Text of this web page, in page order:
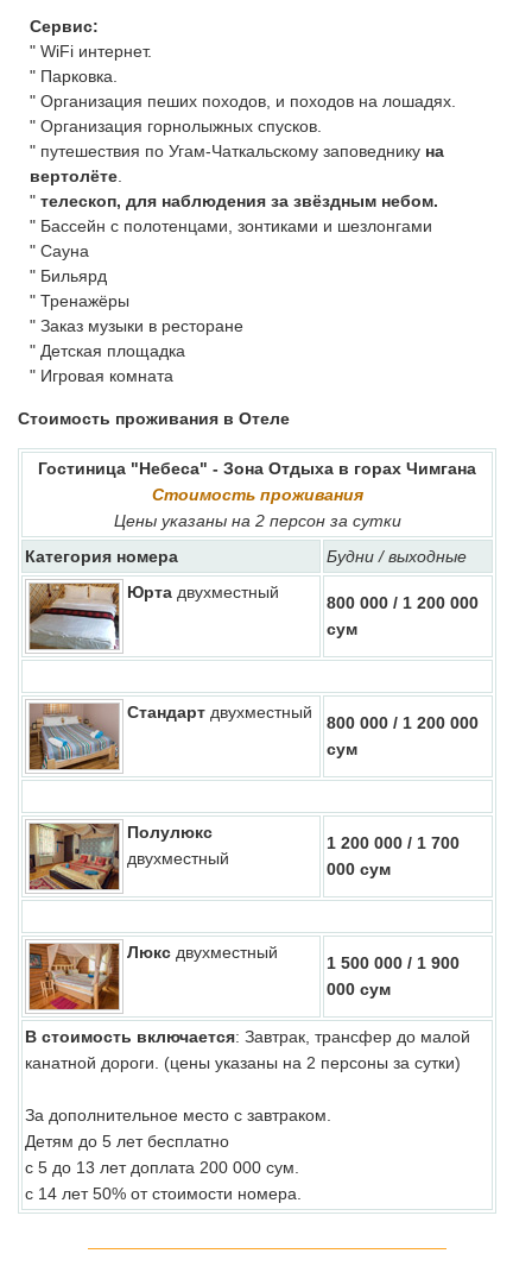
Сервис:
" WiFi интернет.
" Парковка.
" Организация пеших походов, и походов на лошадях.
" Организация горнолыжных спусков.
" путешествия по Угам-Чаткальскому заповеднику на
вертолёте
" телескоп, для наблюдения за звёздным небом.
" Бассейн с полотенцами, зонтиками и шезлонгами
" Сауна
" Бильярд
" Тренажёры
" Заказ музыки в ресторане
" Детская площадка
" Игровая комната
Стоимость проживания в Отеле
Гостиница "Небеса" - Зона Отдыха в горах Чимгана
Стоимость проживания
Цены указаны на 2 персон за сутки
Категория номера
Будни / выходные
Юрта двухместный
800 000 / 1 200 000
сум
Стандарт двухместный
800 000 / 1 200 000
сум
Полулюкс
двухместный
1 200 000 / 1 700
000 сум
Люкс двухместный
1 500 000 / 1 900
000 сум
В стоимость включается: Завтрак, трансфер до малой
канатной дороги. (цены указаны на 2 персоны за сутки)
За дополнительное место с завтраком.
Детям до 5 лет бесплатно
с 5 до 13 лет доплата 200 000 сум.
с 14 лет 50% от стоимости номера.